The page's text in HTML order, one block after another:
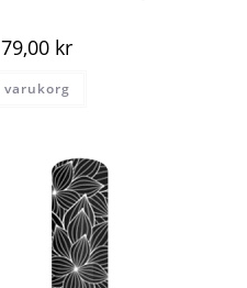
79,00 kr